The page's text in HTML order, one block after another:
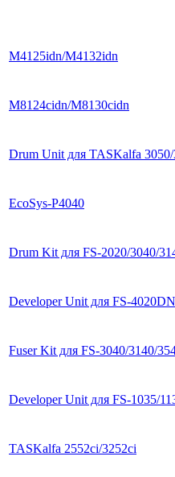
M4125idn/M4132idn
M8124cidn/M8130cidn
Drum Unit для TASKalfa
EcoSys-P4040
Drum Kit для FS-2020/3040/
Developer Unit для FS-4020DN
Fuser Kit для FS-3040/3140/
Developer Unit для FS-1035/
TASKalfa 2552ci/3252ci